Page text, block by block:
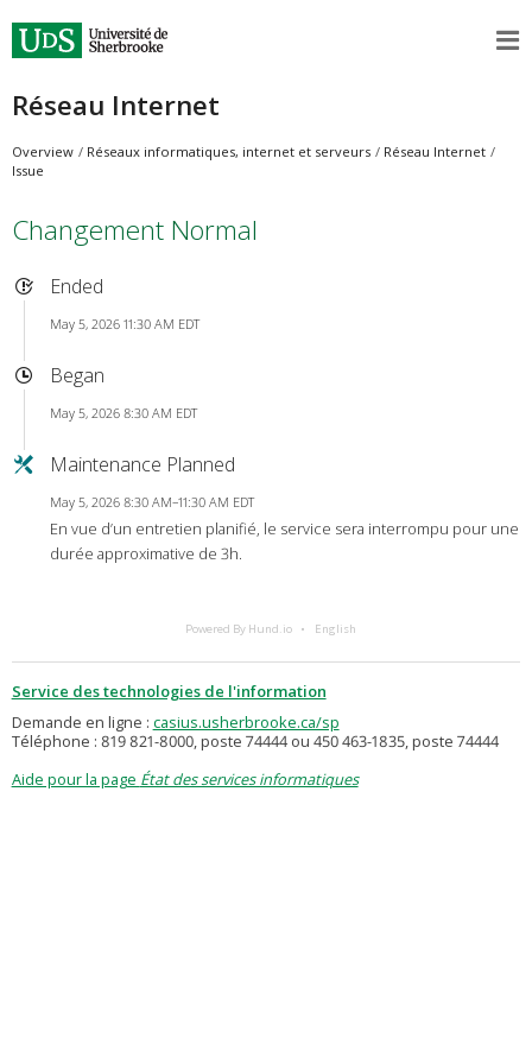
Réseau Internet
Overview Réseaux informatiques, internet et serveurs
Réseau Internet
Issue
Changement Normal
Ended
May 5, 2026 11:30 AM EDT
Began
May 5, 2026 8:30 AM EDT
Maintenance Planned
May 5, 2026 8:30 AM–11:30 AM EDT
En vue d’un entretien planifié, le service sera interrompu pour une
durée approximative de 3h.
Powered By Hund.io English
Service des technologies de l'information
Demande en ligne : casius.usherbrooke.ca/sp
Téléphone : 819 821-8000, poste 74444 ou 450 463-1835, poste 74444
Aide pour la page État des services informatiques